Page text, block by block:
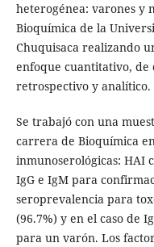
heterogénea: varones y
Bioquímica de la
Chuquisaca realizando
enfoque cuantitativo, de
retrospectivo y analítico.
Se trabajó con una
carrera de Bioquímica
inmunoserológicas: HAI
IgG e IgM para
seroprevalencia para
(96.7%) y en el caso de
para un varón. Los